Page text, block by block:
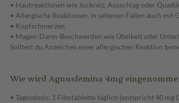
• Hautreaktionen wie Juckreiz, Ausschlag oder
• Allergische Reaktionen, in seltenen Fällen auch mit
• Kopfschmerzen
• Magen-Darm-Beschwerden wie Übelkeit oder
Solltest du Anzeichen einer allergischen Reaktion
Wie wird Agnusfemina 4mg
• Tagesdosis: 1 Filmtablette täglich (entspricht 40 mg